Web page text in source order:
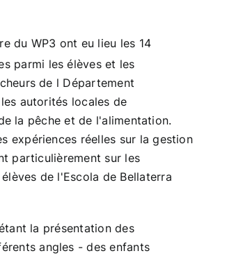
du WP3 ont eu lieu les 14
parmi les élèves et les
de l Département
autorités locales de
la pêche et de l'alimentation.
expériences réelles sur la gestion
particulièrement sur les
de l'Escola de Bellaterra
la présentation des
angles - des enfants